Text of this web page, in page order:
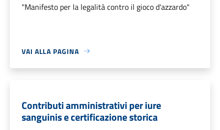
"Manifesto per la legalità contro il gioco d'azzardo"
VAI ALLA PAGINA
Contributi amministrativi per iure
sanguinis e certificazione storica